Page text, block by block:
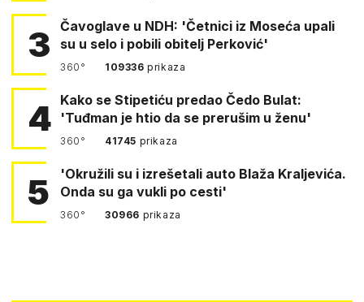
3
Čavoglave u NDH: 'Četnici iz Moseća upali
su u selo i pobili obitelj Perković'
360° 109336prikaza
4 Kako se Stipetiću predao Čedo Bulat:
'Tuđman je htio da se prerušim u ženu'
360° 41745 prikaza
5
'Okružili su i izrešetali auto Blaža Kraljevića.
Onda su ga vukli po cesti'
360° 30966 prikaza